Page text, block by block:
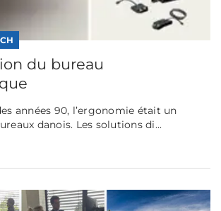
du bureau
années 90, l’ergonomie était un
danois. Les solutions di...